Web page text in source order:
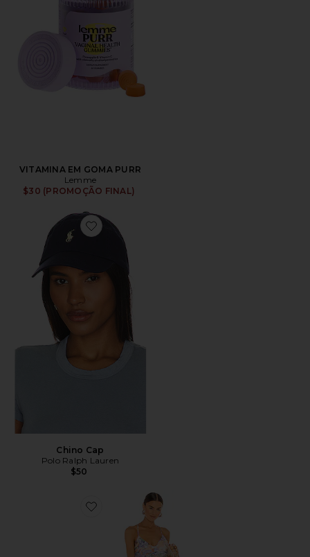
VITAMINA EM GOMA PURR
Lemme
$30 (PROMOÇÃO FINAL)
Favorite Chino Cap
Chino Cap
Polo Ralph Lauren
$50
Favorite Blythe Dress